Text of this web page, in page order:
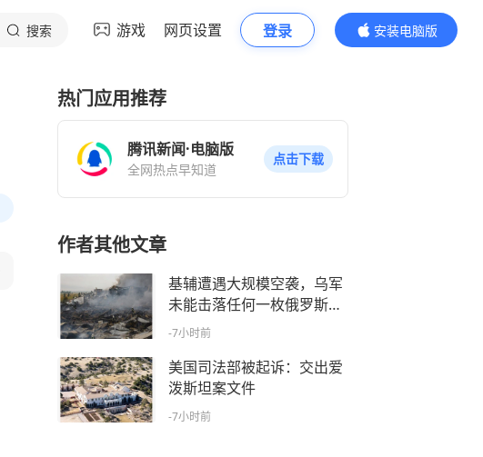
搜索 游戏 网页设置 登录
安装电脑版
内容更精彩
热门应用推荐
腾讯新闻·电脑版
全网热点早知道
点击下载
作者其他文章
基辅遭遇大规模空袭，乌军
未能击落任何一枚俄罗斯导
弹
-7小时前
美国司法部被起诉：交出爱
泼斯坦案文件
-7小时前